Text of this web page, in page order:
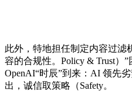
此外，特地担任制定内容过滤
容的合规性。Policy & Trust）
OpenAI“时辰”到来：AI 领先
出，诚信取策略（Safety。